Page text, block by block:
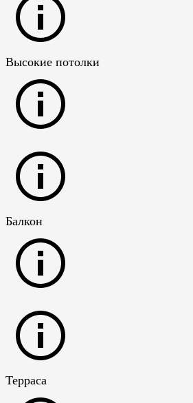
Высокие потолки
Балкон
Терраса